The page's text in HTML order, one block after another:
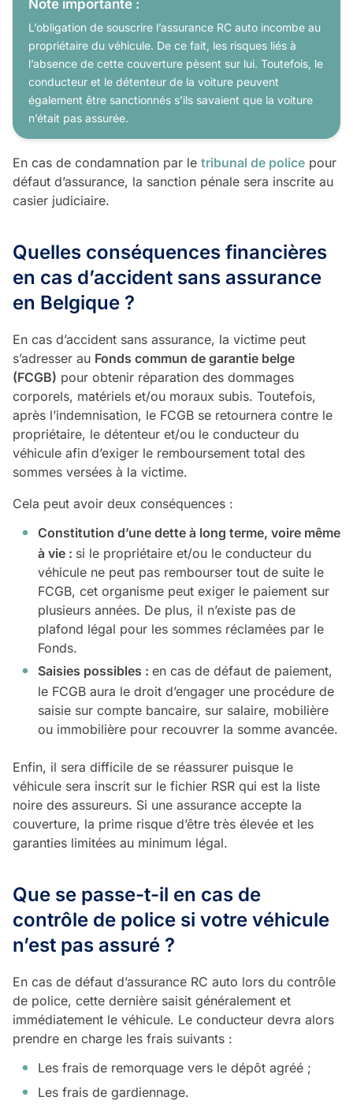
Note importante :
L’obligation de souscrire l’assurance RC auto incombe au
propriétaire du véhicule. De ce fait, les risques liés à
l’absence de cette couverture pèsent sur lui. Toutefois, le
conducteur et le détenteur de la voiture peuvent
également être sanctionnés s’ils savaient que la voiture
n’était pas assurée.
En cas de condamnation par le tribunal de police pour
défaut d’assurance, la sanction pénale sera inscrite au
casier judiciaire.
Quelles conséquences financières
en cas d’accident sans assurance
en Belgique ?
En cas d’accident sans assurance, la victime peut
s’adresser au Fonds commun de garantie belge
(FCGB) pour obtenir réparation des dommages
corporels, matériels et/ou moraux subis. Toutefois,
après l’indemnisation, le FCGB se retournera contre le
propriétaire, le détenteur et/ou le conducteur du
véhicule afin d’exiger le remboursement total des
sommes versées à la victime.
Cela peut avoir deux conséquences :
Constitution d’une dette à long terme, voire même
à vie : si le propriétaire et/ou le conducteur du
véhicule ne peut pas rembourser tout de suite le
FCGB, cet organisme peut exiger le paiement sur
plusieurs années. De plus, il n’existe pas de
plafond légal pour les sommes réclamées par le
Fonds.
Saisies possibles : en cas de défaut de paiement,
le FCGB aura le droit d’engager une procédure de
saisie sur compte bancaire, sur salaire, mobilière
ou immobilière pour recouvrer la somme avancée.
Enfin, il sera difficile de se réassurer puisque le
véhicule sera inscrit sur le fichier RSR qui est la liste
noire des assureurs. Si une assurance accepte la
couverture, la prime risque d’être très élevée et les
garanties limitées au minimum légal.
Que se passe-t-il en cas de
contrôle de police si votre véhicule
n’est pas assuré ?
En cas de défaut d’assurance RC auto lors du contrôle
de police, cette dernière saisit généralement et
immédiatement le véhicule. Le conducteur devra alors
prendre en charge les frais suivants :
Les frais de remorquage vers le dépôt agréé ;
Les frais de gardiennage.